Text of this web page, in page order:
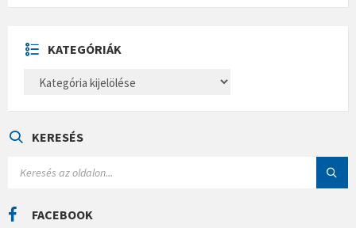
H
U
M
KATEGÓRIÁK
E
Á
KERESÉS
C
H
FACEBOOK